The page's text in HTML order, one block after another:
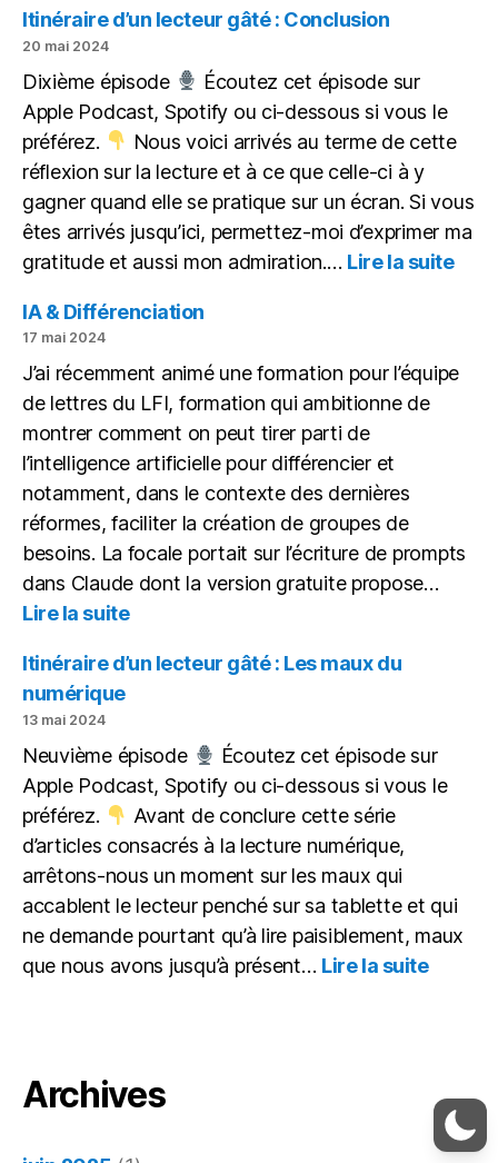
pour
pour
remplacer
Itinéraire d’un lecteur gâté : Conclusion
20 mai 2024
Dixième épisode
Écoutez cet épisode sur
Apple Podcast, Spotify ou ci-dessous si vous le
préférez.
Nous voici arrivés au terme de cette
réflexion sur la lecture et à ce que celle-ci à y
gagner quand elle se pratique sur un écran. Si vous
êtes arrivés jusqu’ici, permettez-moi d’exprimer ma
gratitude et aussi mon admiration.… Lire la suite:
IA & Différenciation
17 mai 2024
J’ai récemment animé une formation pour l’équipe
de lettres du LFI, formation qui ambitionne de
montrer comment on peut tirer parti de
l’intelligence artificielle pour différencier et
notamment, dans le contexte des dernières
réformes, faciliter la création de groupes de
besoins. La focale portait sur l’écriture de prompts
dans Claude dont la version gratuite propose…
Lire la suite:
&
Différenciation
Itinéraire d’un lecteur gâté : Les maux du
numérique
13 mai 2024
Neuvième épisode
Écoutez cet épisode sur
Apple Podcast, Spotify ou ci-dessous si vous le
préférez.
Avant de conclure cette série
d’articles consacrés à la lecture numérique,
arrêtons-nous un moment sur les maux qui
accablent le lecteur penché sur sa tablette et qui
ne demande pourtant qu’à lire paisiblement, maux
que nous avons jusqu’à présent… Lire la suite:
du
Archives